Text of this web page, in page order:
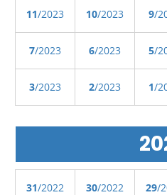
11/2023 10/2023 9/
7/2023 6/2023 5/
3/2023 2/2023 1/
31/2022 30/2022 29/